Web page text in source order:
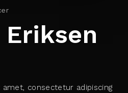
consectetur adipiscing